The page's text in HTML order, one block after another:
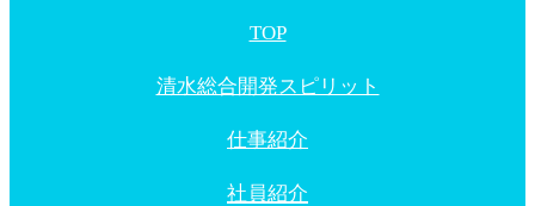
TOP
清水総合開発スピリット
仕事紹介
社員紹介